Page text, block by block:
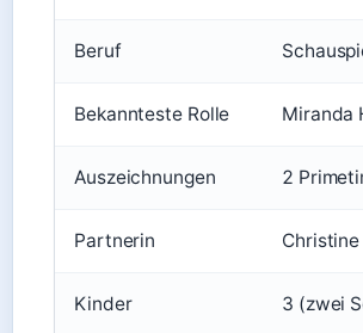
Beruf
Bekannteste Rolle Miranda
Auszeichnungen 2
Partnerin
Kinder 3 (zwei